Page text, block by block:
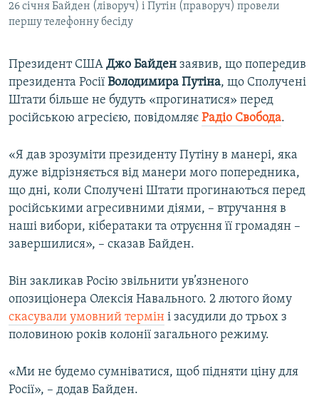
26 січня Байден (ліворуч) і Путін (праворуч) провели
першу телефонну бесіду
Президент США Джо Байден заявив, що попередив
президента Росії Володимира Путіна, що Сполучені
Штати більше не будуть «прогинатися» перед
російською агресією, повідомляє Радіо Свобода.
«Я дав зрозуміти президенту Путіну в манері, яка
дуже відрізняється від манери мого попередника,
що дні, коли Сполучені Штати прогинаються перед
російськими агресивними діями, – втручання в
наші вибори, кібератаки та отруєння її громадян –
завершилися», – сказав Байден.
Він закликав Росію звільнити ув’язненого
опозиціонера Олексія Навального. 2 лютого йому
скасували умовний термін і засудили до трьох з
половиною років колонії загального режиму.
«Ми не будемо сумніватися, щоб підняти ціну для
Росії», – додав Байден.